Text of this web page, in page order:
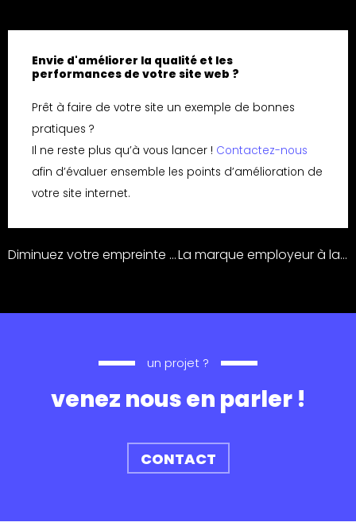
Envie d'améliorer la qualité et les
performances de votre site web ?
Prêt à faire de votre site un exemple de bonnes
pratiques ?
Il ne reste plus qu’à vous lancer ! Contactez-nous
afin d’évaluer ensemble les points d’amélioration de
votre site internet.
Diminuez votre empreinte environnementale avec l’éco-conception de vos supports de communication. La marque employeur à la rescousse de votre gestion RH.
un projet ?
venez nous en parler !
CONTACT